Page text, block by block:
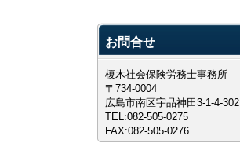
お問合せ
榎木社会保険労務士事務所
〒734-0004
広島市南区宇品神田3-1-4-302
TEL:082-505-0275
FAX:082-505-0276